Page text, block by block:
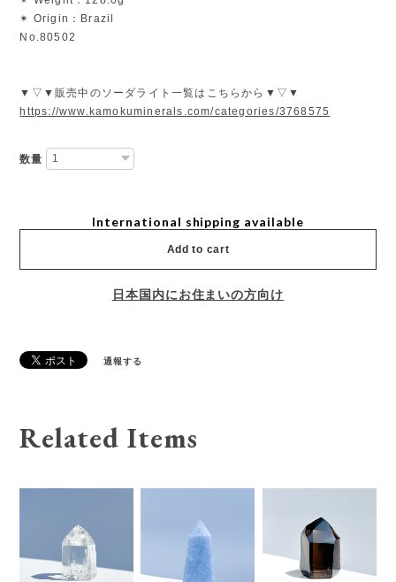
✴︎ Origin：Brazil
No.80502
▼▽▼販売中のソーダライト一覧はこちらから▼▽▼
https://www.kamokuminerals.com/categories/3768575
数量
International shipping available
Add to cart
日本国内にお住まいの方向け
通報する
Related Items